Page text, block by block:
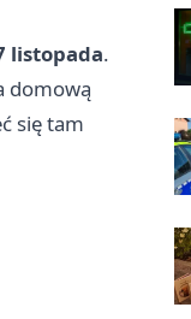
listopada.
domową
się tam